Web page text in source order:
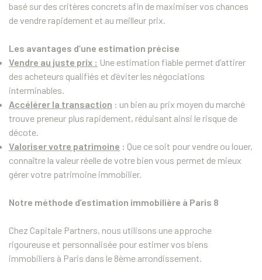
basé sur des critères concrets afin de maximiser vos chances
de vendre rapidement et au meilleur prix.
Les avantages d’une estimation précise
Vendre au juste prix : Une estimation fiable permet d’attirer
des acheteurs qualifiés et d’éviter les négociations
interminables.
Accélérer la transaction : un bien au prix moyen du marché
trouve preneur plus rapidement, réduisant ainsi le risque de
décote.
Valoriser votre patrimoine : Que ce soit pour vendre ou louer,
connaître la valeur réelle de votre bien vous permet de mieux
gérer votre patrimoine immobilier.
Notre méthode d’estimation immobilière à Paris 8
Chez Capitale Partners, nous utilisons une approche
rigoureuse et personnalisée pour estimer vos biens
immobiliers à Paris dans le 8ème arrondissement.